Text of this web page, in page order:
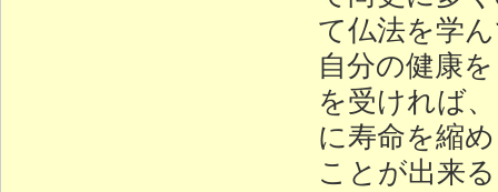
て仏法を学
自分の健康
を受ければ
に寿命を縮
ことが出来